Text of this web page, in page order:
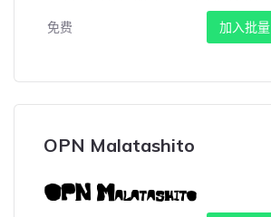
免费 加入批量
OPN Malatashito